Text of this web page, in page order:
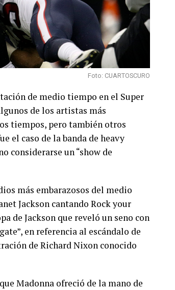
Foto: CUARTOSCURO
de medio tiempo en el Super
de los artistas más
tiempos, pero también otros
el caso de la banda de heavy
considerarse un “show de
más embarazosos del medio
Jackson cantando Rock your
de Jackson que reveló un seno con
en referencia al escándalo de
de Richard Nixon conocido
Madonna ofreció de la mano de